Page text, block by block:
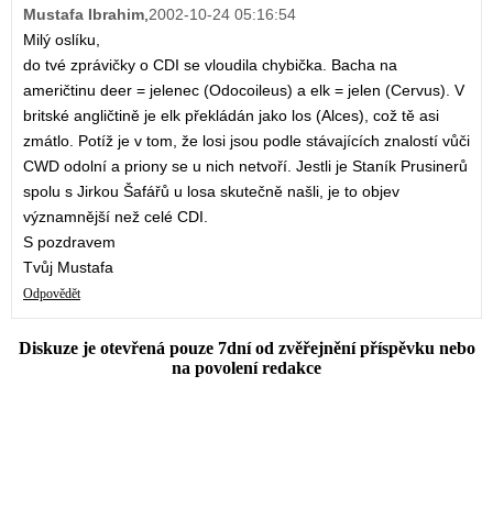
Mustafa Ibrahim 2002-10-24 05:16:54
Milý oslíku,
do tvé zprávičky o CDI se vloudila chybička. Bacha na
američtinu deer = jelenec (Odocoileus) a elk = jelen (Cervus). V
britské angličtině je elk překládán jako los (Alces), což tě asi
zmátlo. Potíž je v tom, že losi jsou podle stávajících znalostí vůči
CWD odolní a priony se u nich netvoří. Jestli je Staník Prusinerů
spolu s Jirkou Šafářů u losa skutečně našli, je to objev
významnější než celé CDI.
S pozdravem
Tvůj Mustafa
Odpovědět
Diskuze je otevřená pouze 7dní od zvěřejnění příspěvku nebo
na povolení redakce